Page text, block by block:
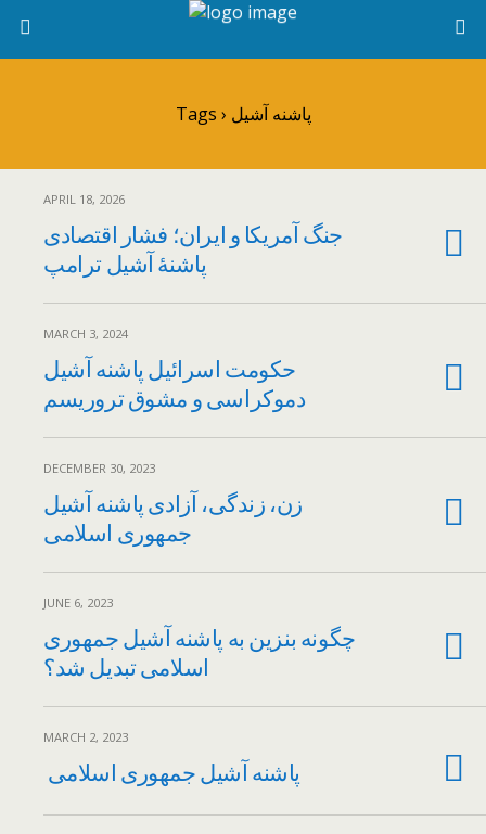
Tags › پاشنه آشیل
APRIL 18, 2026
جنگ آمریکا و ایران؛ فشار اقتصادی
پاشنۀ آشیل ترامپ
MARCH 3, 2024
حکومت اسرائیل پاشنه آشیل
دموکراسی و مشوق تروریسم
DECEMBER 30, 2023
زن، زندگی، آزادی پاشنه آشیل
جمهوری اسلامی
JUNE 6, 2023
چگونه بنزین به پاشنه آشیل جمهوری
اسلامی تبدیل شد؟
MARCH 2, 2023
پاشنه آشیل جمهوری اسلامی